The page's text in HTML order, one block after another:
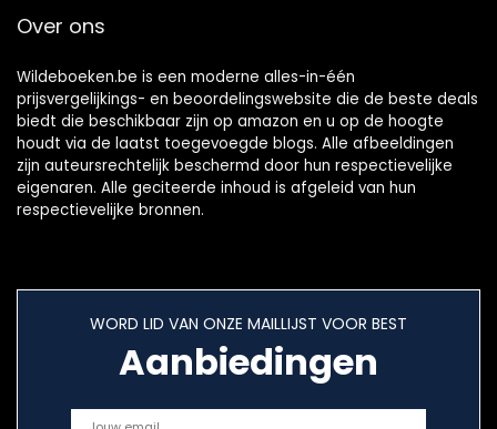
Over ons
Wildeboeken.be is een moderne alles-in-één
prijsvergelijkings- en beoordelingswebsite die de beste deals
biedt die beschikbaar zijn op amazon en u op de hoogte
houdt via de laatst toegevoegde blogs. Alle afbeeldingen
zijn auteursrechtelijk beschermd door hun respectievelijke
eigenaren. Alle geciteerde inhoud is afgeleid van hun
respectievelijke bronnen.
WORD LID VAN ONZE MAILLIJST VOOR BEST
Aanbiedingen